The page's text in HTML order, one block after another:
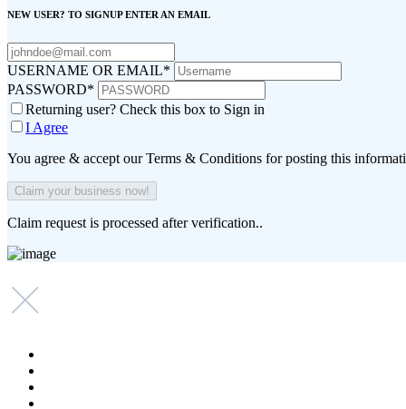
NEW USER? TO SIGNUP ENTER AN EMAIL
USERNAME OR EMAIL*
PASSWORD*
Returning user? Check this box to Sign in
I Agree
You agree & accept our Terms & Conditions for posting this
Claim request is processed after verification..